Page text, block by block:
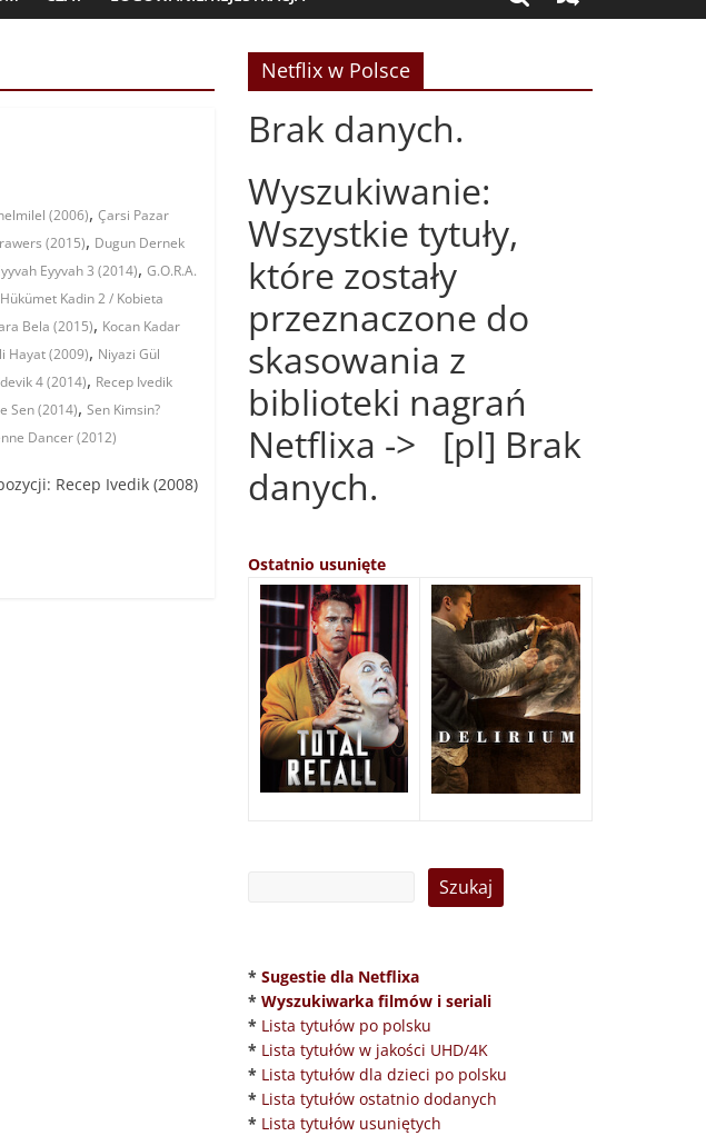
(2006), Çarsi Pazar
(2015), Dugun Dernek
Eyyvah 3 (2014), G.O.R.A.
Hükümet Kadin 2 / Kobieta
Bela (2015), Kocan Kadar
Hayat (2009), Niyazi Gül
4 (2014), Recep Ivedik
Sen (2014), Sen Kimsin?
Dancer (2012)
Recep Ivedik (2008)
Netflix w Polsce
Brak danych.
Wyszukiwanie:
Wszystkie tytuły,
które zostały
przeznaczone do
skasowania z
biblioteki nagrań
Netflixa -> [pl] Brak
danych.
Ostatnio usunięte
* Sugestie dla Netflixa
* Wyszukiwarka filmów i seriali
* Lista tytułów po polsku
* Lista tytułów w jakości UHD/4K
* Lista tytułów dla dzieci po polsku
* Lista tytułów ostatnio dodanych
* Lista tytułów usuniętych